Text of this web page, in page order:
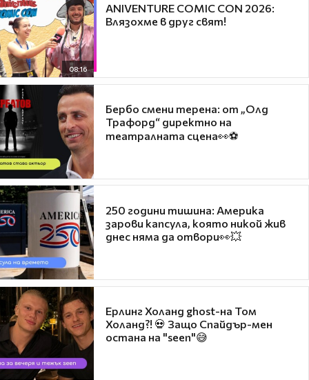
08:16
ANIVENTURE COMIC CON 2026:
Влязохме в друг свят!
Бербо смени терена: от „Олд
Трафорд“ директно на
театралната сцена👀⚽
250 години тишина: Америка
зарови капсула, която никой жив
днес няма да отвори👀💥
Ерлинг Холанд ghost-на Том
Холанд?! 💀 Защо Спайдър-мен
остана на "seen"😅